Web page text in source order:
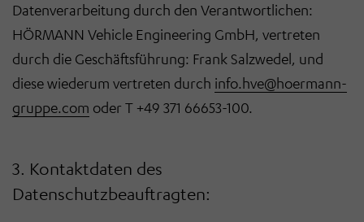
Datenverarbeitung durch den Verantwortlichen:
HÖRMANN Vehicle Engineering GmbH, vertreten
durch die Geschäftsführung: Frank Salzwedel, und
diese wiederum vertreten durch info.hve@hoermann-
gruppe.com oder T +49 371 66653-100.
3. Kontaktdaten des
Datenschutzbeauftragten: